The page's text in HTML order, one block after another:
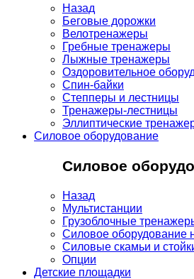
Назад
Беговые дорожки
Велотренажеры
Гребные тренажеры
Лыжные тренажеры
Оздоровительное
Спин-байки
Степперы и лестницы
Тренажеры-лестницы
Эллиптические
Силовое оборудование
Силовое
Назад
Мультистанции
Грузоблочные
Силовое оборудование
Силовые скамьи и
Опции
Детские площадки